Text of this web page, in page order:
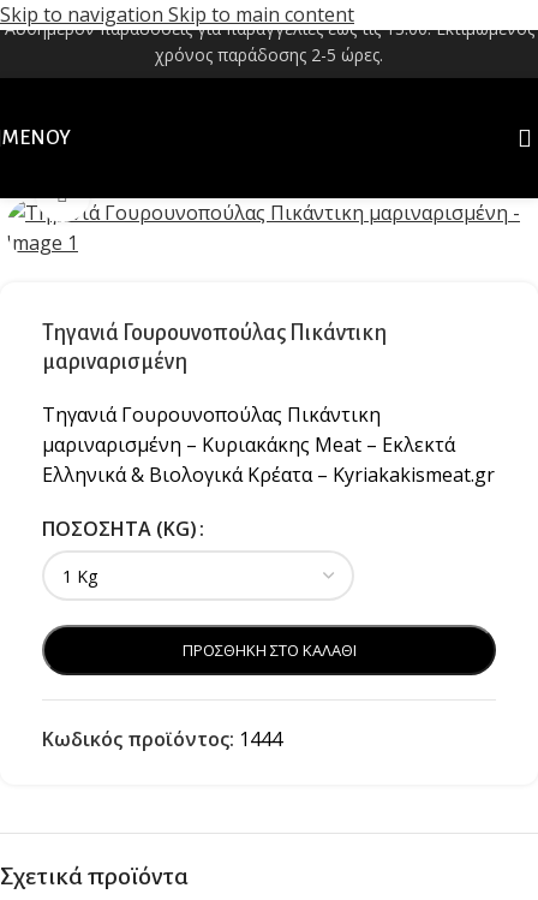
Skip to navigation Skip to main content
Αυθημερόν παραδόσεις για παραγγελίες έως τις 13:00. Εκτιμώμενος
χρόνος παράδοσης 2-5 ώρες.
ΜΕΝΟΎ
Κλικ για μεγέθυνση
Τηγανιά Γουρουνοπούλας Πικάντικη
μαριναρισμένη
Τηγανιά Γουρουνοπούλας Πικάντικη
μαριναρισμένη – Κυριακάκης Meat – Εκλεκτά
Ελληνικά & Βιολογικά Κρέατα – Kyriakakismeat.gr
ΠΟΣΌΣΗΤΑ (KG)
ΠΡΟΣΘΗΚΗ ΣΤΟ ΚΑΛΑΘΙ
Κωδικός προϊόντος: 1444
Σχετικά προϊόντα